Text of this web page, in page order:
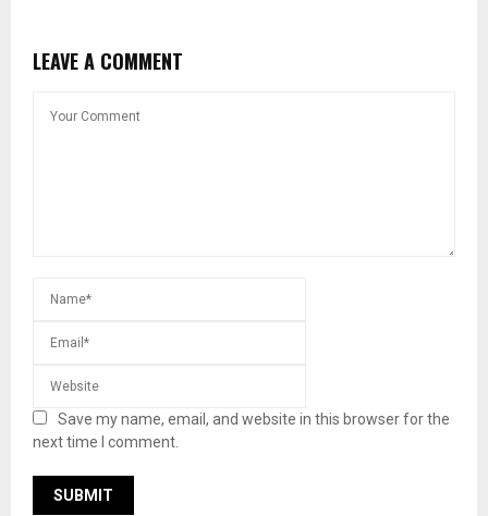
LEAVE A COMMENT
Save my name, email, and website in this browser for the
next time I comment.